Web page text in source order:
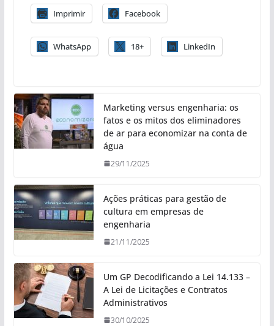
Imprimir Facebook
WhatsApp 18+ LinkedIn
Marketing versus engenharia: os
fatos e os mitos dos eliminadores
de ar para economizar na conta de
água
29/11/2025
Ações práticas para gestão de
cultura em empresas de
engenharia
21/11/2025
Um GP Decodificando a Lei 14.133 –
A Lei de Licitações e Contratos
Administrativos
30/10/2025